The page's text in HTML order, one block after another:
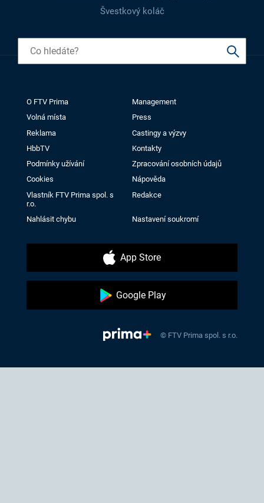
Švestkový koláč
O FTV Prima
Management
Volná místa
Press
Reklama
Castingy a výzvy
HbbTV
Kontakty
Podmínky užívání
Zpracování osobních údajů
Cookies
Nápověda
Vlastník FTV Prima spol. s
r.o.
Redakce
Nahlásit chybu Nastavení soukromí
App Store
Google Play
© FTV Prima spol. s r.o.